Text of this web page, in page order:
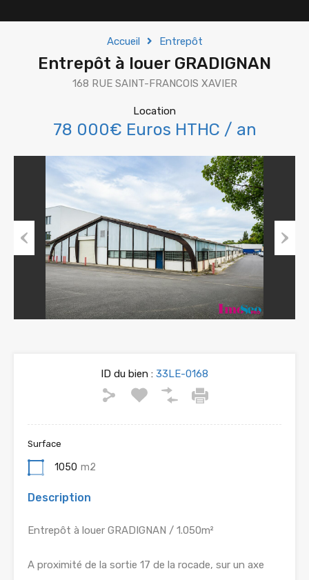
Accueil Entrepôt
Entrepôt à louer GRADIGNAN
168 RUE SAINT-FRANCOIS XAVIER
Location
78 000€ Euros HTHC / an
Previous
ID du bien : 33LE-0168
Surface
1050 m2
Description
Entrepôt à louer GRADIGNAN / 1.050m²
A proximité de la sortie 17 de la rocade, sur un axe